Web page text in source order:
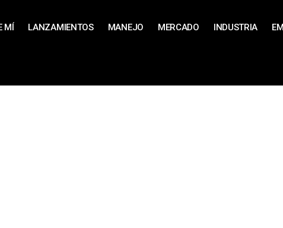
MÍ LANZAMIENTOS MANEJO MERCADO INDUSTRIA